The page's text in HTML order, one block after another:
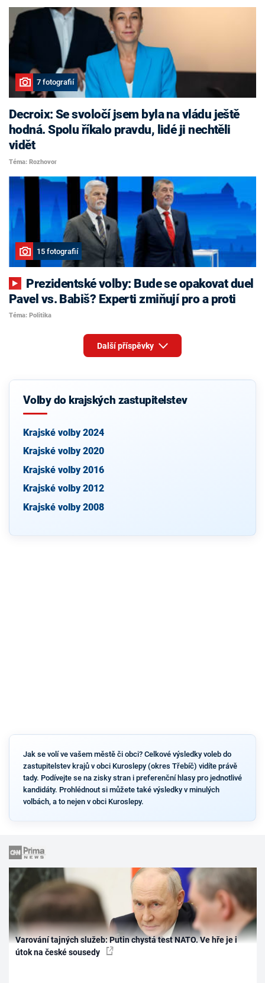
7 fotografií
Decroix: Se svoločí jsem byla na vládu ještě
hodná. Spolu říkalo pravdu, lidé ji nechtěli
vidět
Téma: Rozhovor
15 fotografií
Pavel vs. Babiš? Experti zmiňují pro a proti
Téma: Politika
Další příspěvky
Volby do krajských zastupitelstev
Krajské volby 2024
Krajské volby 2020
Krajské volby 2016
Krajské volby 2012
Krajské volby 2008
Jak se volí ve vašem městě či obci? Celkové výsledky voleb do
zastupitelstev krajů v obci Kuroslepy (okres Třebíč) vidíte právě
tady. Podívejte se na zisky stran i preferenční hlasy pro jednotlivé
kandidáty. Prohlédnout si můžete také výsledky v minulých
volbách, a to nejen v obci Kuroslepy.
Varování tajných služeb: Putin chystá test NATO. Ve hře je i
útok na české sousedy